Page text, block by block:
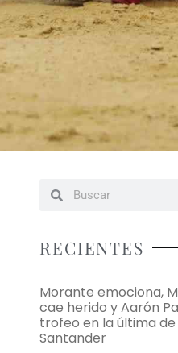
RECIENTES
Morante emociona,
cae herido y Aarón
trofeo en la última de
Santander